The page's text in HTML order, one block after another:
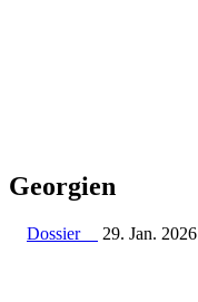
Georgien
Dossier 29. Jan. 2026